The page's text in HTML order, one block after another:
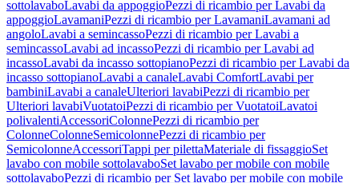
sottolavaboLavabi da appoggioPezzi di ricambio per Lavabi da
appoggioLavamaniPezzi di ricambio per LavamaniLavamani ad
angoloLavabi a semincassoPezzi di ricambio per Lavabi a
semincassoLavabi ad incassoPezzi di ricambio per Lavabi ad
incassoLavabi da incasso sottopianoPezzi di ricambio per Lavabi da
incasso sottopianoLavabi a canaleLavabi ComfortLavabi per
bambiniLavabi a canaleUlteriori lavabiPezzi di ricambio per
Ulteriori lavabiVuotatoiPezzi di ricambio per VuotatoiLavatoi
polivalentiAccessoriColonnePezzi di ricambio per
ColonneColonneSemicolonnePezzi di ricambio per
SemicolonneAccessoriTappi per pilettaMateriale di fissaggioSet
lavabo con mobile sottolavaboSet lavabo per mobile con mobile
sottolavaboPezzi di ricambio per Set lavabo per mobile con mobile